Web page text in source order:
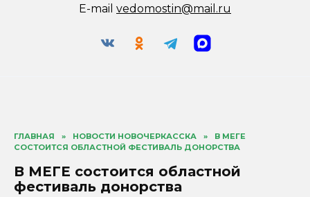
E-mail vedomostin@mail.ru
ГЛАВНАЯ » НОВОСТИ НОВОЧЕРКАССКА »
В МЕГЕ
СОСТОИТСЯ ОБЛАСТНОЙ ФЕСТИВАЛЬ ДОНОРСТВА
В МЕГЕ состоится областной
фестиваль донорства